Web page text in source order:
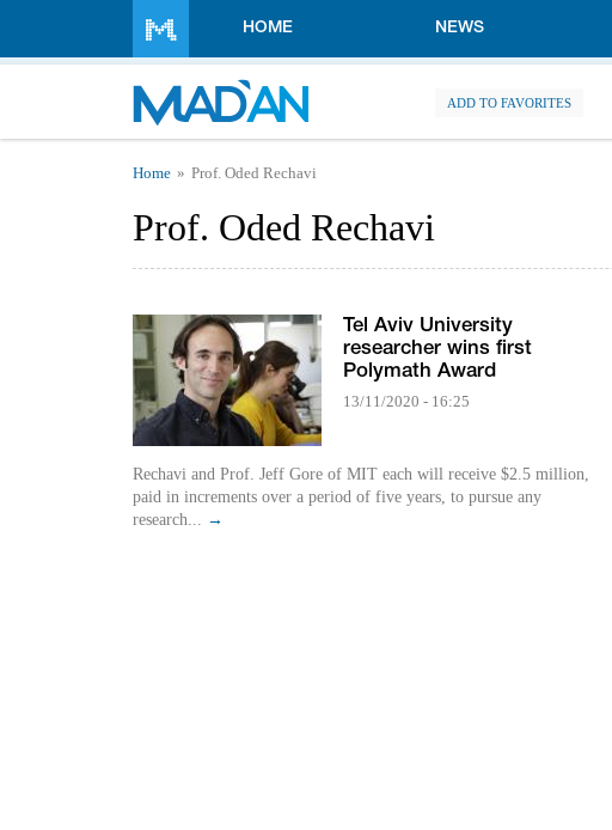
HOME NEWS
ADD TO FAVORITES
You are here
Home Prof. Oded Rechavi
Prof. Oded Rechavi
Tel Aviv University
researcher wins first
Polymath Award
13/11/2020 - 16:25
Rechavi and Prof. Jeff Gore of MIT each will receive $2.5 million,
paid in increments over a period of five years, to pursue any
research... →